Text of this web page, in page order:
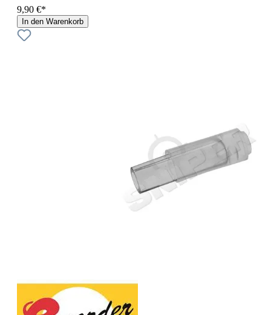
9,90 €*
In den Warenkorb